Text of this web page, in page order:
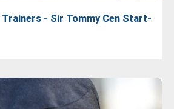
- Sir Tommy Cen Start-